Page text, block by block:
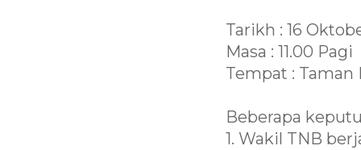
Tarikh : 16
Masa : 11.00 Pagi
Tempat : Taman
Beberapa
1. Wakil TNB